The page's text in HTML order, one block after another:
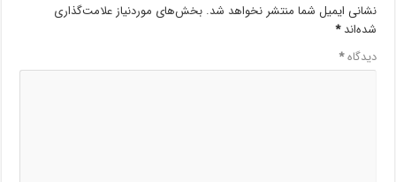
نشانی ایمیل شما منتشر نخواهد شد. بخش‌های موردنیاز علامت‌گذاری
شده‌اند*
دیدگاه*